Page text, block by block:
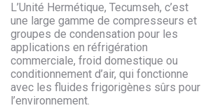
L’Unité Hermétique, Tecumseh, c’est
une large gamme de compresseurs et
groupes de condensation pour les
applications en réfrigération
commerciale, froid domestique ou
conditionnement d’air, qui fonctionne
avec les fluides frigorigènes sûrs pour
l’environnement.